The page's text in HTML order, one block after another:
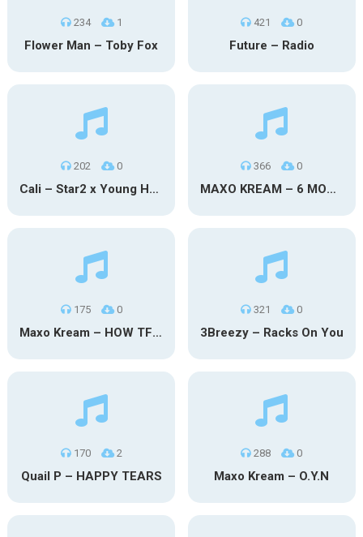
234 1
Flower Man – Toby Fox
421 0
Future – Radio
202 0
Cali – Star2 x Young Henny
366 0
MAXO KREAM – 6 MONTHS CLEAN
175 0
Maxo Kream – HOW TF I’M LUCKY
321 0
3Breezy – Racks On You
170 2
Quail P – HAPPY TEARS
288 0
Maxo Kream – O.Y.N